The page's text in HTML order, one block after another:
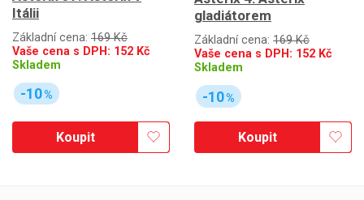
Itálii
Základní cena: 169 Kč
Vaše cena s DPH: 152 Kč
Skladem
-10%
Koupit
gladiátorem
Základní cena: 169 Kč
Vaše cena s DPH: 152 Kč
Skladem
-10%
Koupit